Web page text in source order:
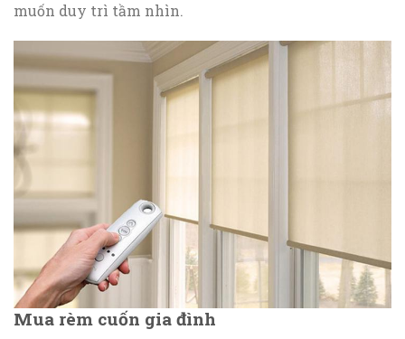
muốn duy trì tầm nhìn.
Mua rèm cuốn gia đình